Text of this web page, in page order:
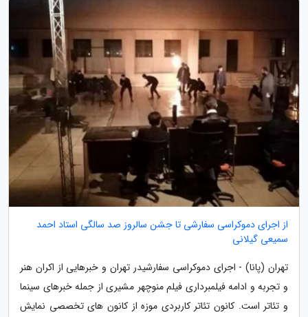
از اجرای دموکراسی سفارشی تا جشن سالروز صد سالگی استاد احمد
سمیعی گیلانی
تهران (پانا) - اجرای دموکراسی سفارشیدر تهران و خبرهایی از اکران هنر
و تجربه و ادامه فیلمبرداری فیلم منوچهر مشیری از جمله خبرهای سینما
و تئاتر است. کانون تئاتر کاربردی موزه از کانون های تخصصی نمایش